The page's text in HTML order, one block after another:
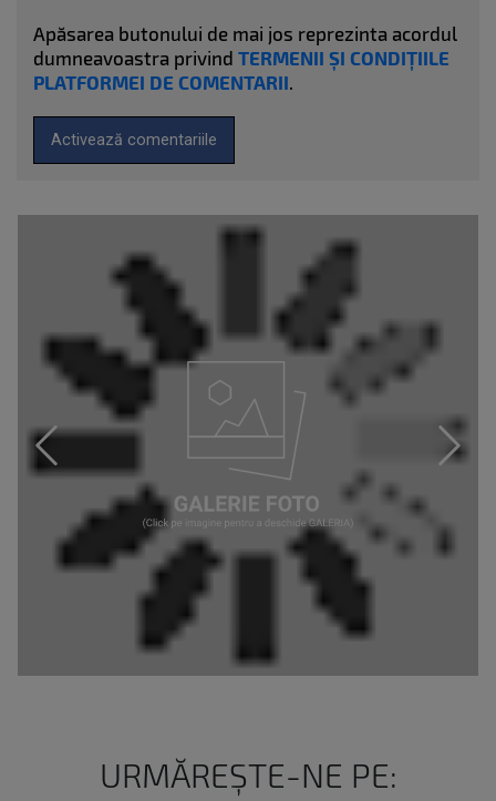
Apăsarea butonului de mai jos reprezinta acordul
dumneavoastra privind TERMENII ȘI CONDIȚIILE
PLATFORMEI DE COMENTARII.
Activează comentariile
URMĂREȘTE-NE PE: